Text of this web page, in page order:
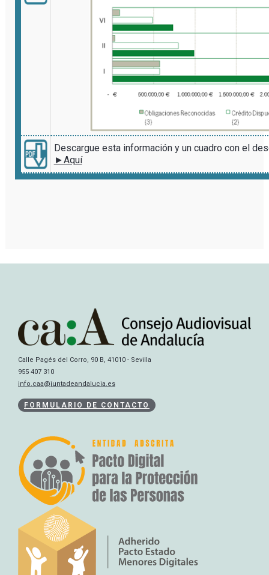
Descargue esta información y un cuadro con el
►Aquí
Calle Pagés del Corro, 90 B, 41010 - Sevilla
955 407 310
info.caa@juntadeandalucia.es
FORMULARIO DE CONTACTO